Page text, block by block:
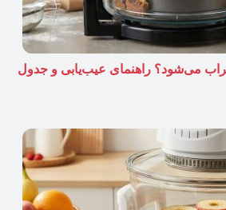
می‌شود؟ راهنمای عیب‌یابی و جدول